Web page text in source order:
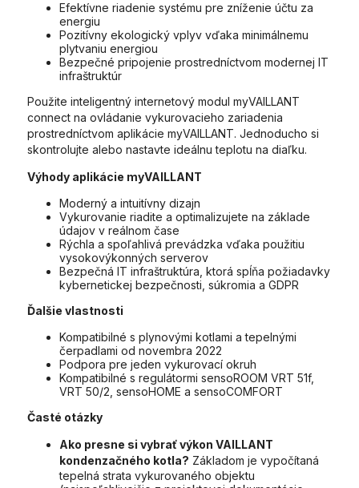
Efektívne riadenie systému pre zníženie účtu za
energiu
Pozitívny ekologický vplyv vďaka minimálnemu
plytvaniu energiou
Bezpečné pripojenie prostredníctvom modernej IT
infraštruktúr
Použite inteligentný internetový modul myVAILLANT
connect na ovládanie vykurovacieho zariadenia
prostredníctvom aplikácie myVAILLANT. Jednoducho si
skontrolujte alebo nastavte ideálnu teplotu na diaľku.
Výhody aplikácie myVAILLANT
Moderný a intuitívny dizajn
Vykurovanie riadite a optimalizujete na základe
údajov v reálnom čase
Rýchla a spoľahlivá prevádzka vďaka použitiu
vysokovýkonných serverov
Bezpečná IT infraštruktúra, ktorá spĺňa požiadavky
kybernetickej bezpečnosti, súkromia a GDPR
Ďalšie vlastnosti
Kompatibilné s plynovými kotlami a tepelnými
čerpadlami od novembra 2022
Podpora pre jeden vykurovací okruh
Kompatibilné s regulátormi sensoROOM VRT 51f,
VRT 50/2, sensoHOME a sensoCOMFORT
Časté otázky
Ako presne si vybrať výkon VAILLANT
kondenzačného kotla? Základom je vypočítaná
tepelná strata vykurovaného objektu